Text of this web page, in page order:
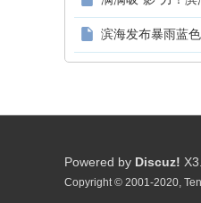
滨海发布暴雨蓝色
Powered by Discuz!
Copyright © 2001-2020,